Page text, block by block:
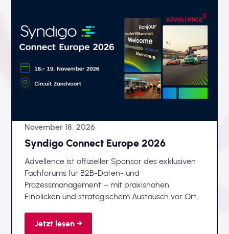
November 18, 2026
Syndigo Connect Europe 2026
Advellence ist offizieller Sponsor des exklusiven
Fachforums für B2B-Daten- und
Prozessmanagement – mit praxisnahen
Einblicken und strategischem Austausch vor Ort.
Jetzt lesen →